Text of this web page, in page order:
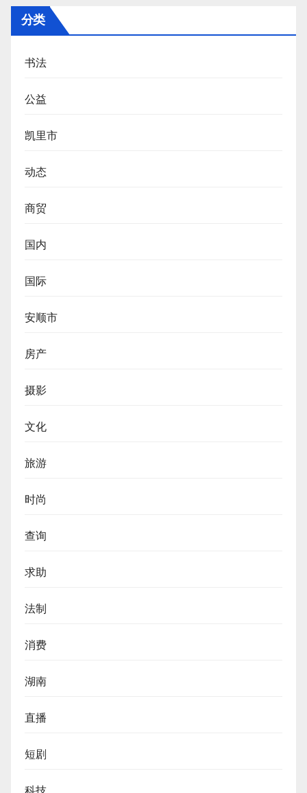
分类
书法
公益
凯里市
动态
商贸
国内
国际
安顺市
房产
摄影
文化
旅游
时尚
查询
求助
法制
消费
湖南
直播
短剧